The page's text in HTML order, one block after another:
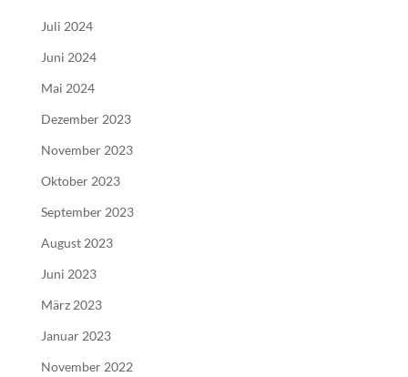
Juli 2024
Juni 2024
Mai 2024
Dezember 2023
November 2023
Oktober 2023
September 2023
August 2023
Juni 2023
März 2023
Januar 2023
November 2022